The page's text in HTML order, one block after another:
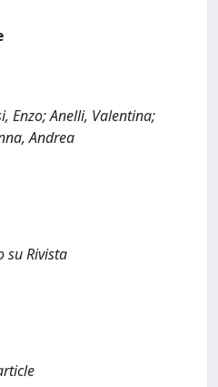
Enzo; Anelli, Valentina;
Andrea
su Rivista